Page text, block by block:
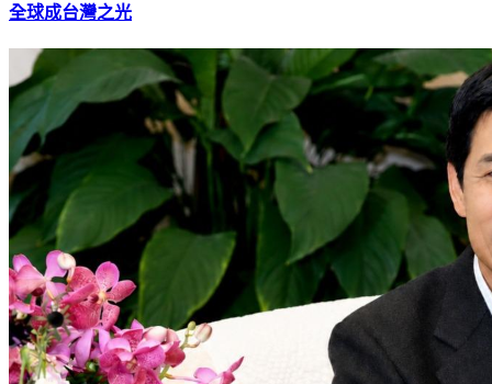
全球成台灣之光